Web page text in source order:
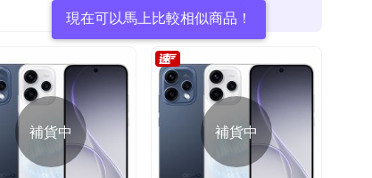
現在可以馬上比較相似商品！
補貨中 補貨中